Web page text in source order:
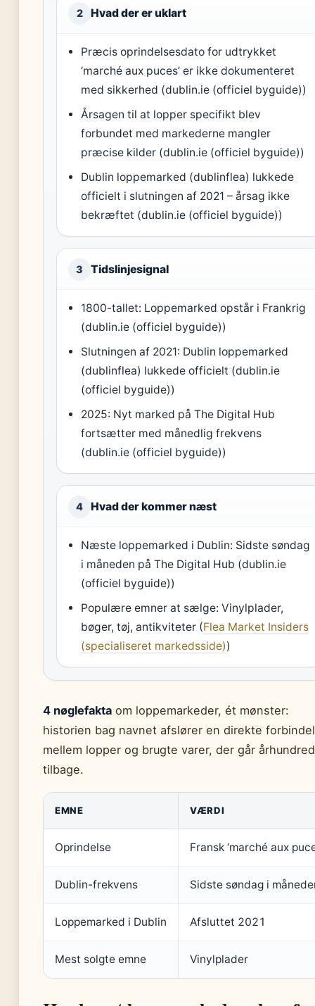
2 Hvad der er uklart
Præcis oprindelsesdato for udtrykket
‘marché aux puces’ er ikke dokumenteret
med sikkerhed (dublin.ie (officiel byguide))
Årsagen til at lopper specifikt blev
forbundet med markederne mangler
præcise kilder (dublin.ie (officiel byguide))
Dublin loppemarked (dublinflea) lukkede
officielt i slutningen af 2021 – årsag ikke
bekræftet (dublin.ie (officiel byguide))
3 Tidslinjesignal
1800-tallet: Loppemarked opstår i Frankrig
(dublin.ie (officiel byguide))
Slutningen af 2021: Dublin loppemarked
(dublinflea) lukkede officielt (dublin.ie
(officiel byguide))
2025: Nyt marked på The Digital Hub
fortsætter med månedlig frekvens
(dublin.ie (officiel byguide))
4 Hvad der kommer næst
Næste loppemarked i Dublin: Sidste søndag
i måneden på The Digital Hub (dublin.ie
(officiel byguide))
Populære emner at sælge: Vinylplader,
bøger, tøj, antikviteter (Flea Market Insiders
(specialiseret markedsside))
4 nøglefakta om loppemarkeder, ét mønster:
historien bag navnet afslører en direkte
mellem lopper og brugte varer, der går
tilbage.
EMNE VÆRDI
Oprindelse Fransk ‘marché aux
Dublin-frekvens Sidste søndag i
Loppemarked i Dublin Afsluttet 2021
Mest solgte emne Vinylplader